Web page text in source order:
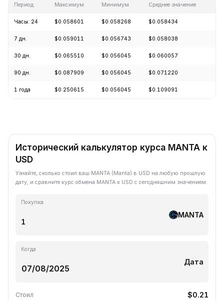
Период Максимум Минимум Среднее значение
Часы: 24 $0.058601 $0.058268 $0.058434
7 дн. $0.059011 $0.056743 $0.058038
30 дн. $0.065510 $0.056045 $0.060057
90 дн. $0.087909 $0.056045 $0.071220
1 года $0.250615 $0.056045 $0.109091
Исторический калькулятор курса MANTA к
USD
Узнайте, сколько стоил ваш MANTA (Manta) в USD на любую прошлую
дату, и сравните курс обмена MANTA к USD с сегодняшним значением.
Покупка
MANTA
Когда
Дата
Стоил $0.21